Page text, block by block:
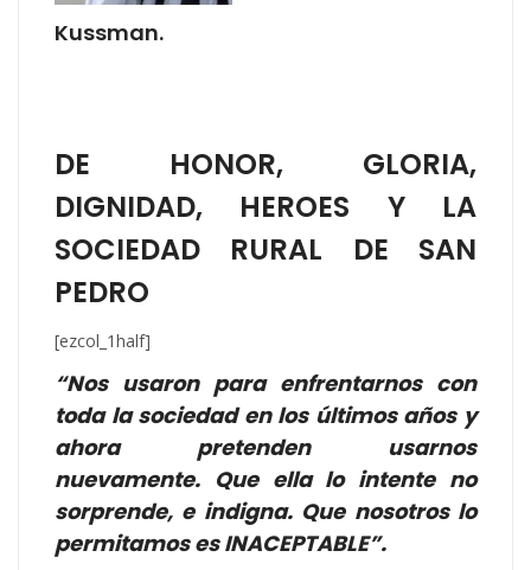
Kussman.
DE HONOR, GLORIA,
DIGNIDAD, HEROES Y LA
SOCIEDAD RURAL DE SAN
PEDRO
[ezcol_1half]
“Nos usaron para enfrentarnos con
toda la sociedad en los últimos años y
ahora pretenden usarnos
nuevamente. Que ella lo intente no
sorprende, e indigna. Que nosotros lo
permitamos es INACEPTABLE”.